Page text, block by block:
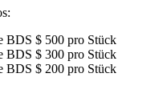
BDS $ 500 pro Stück
BDS $ 300 pro Stück
BDS $ 200 pro Stück